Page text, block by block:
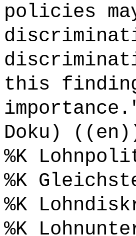
policies
this
Doku)
%K
%K
%K
%K